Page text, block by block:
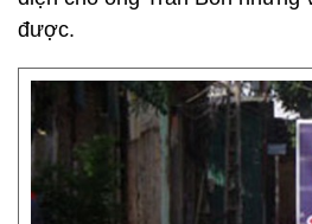
được.